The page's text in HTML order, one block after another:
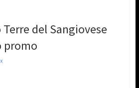
del Sangiovese
promo